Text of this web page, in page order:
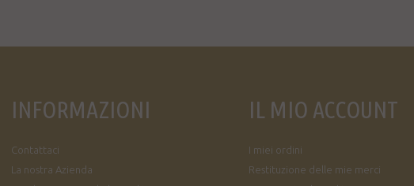
INFORMAZIONI
Contattaci
La nostra Azienda
IL MIO ACCOUNT
I miei ordini
Restituzione delle mie merci